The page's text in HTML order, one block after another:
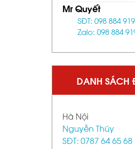
Mr Quyết
SĐT: 098 884
Zalo: 098 884
DANH SÁCH
Hà Nội
Nguyễn Thúy
SĐT: 0787 64 65 68